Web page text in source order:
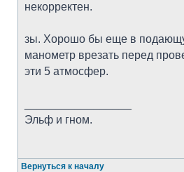
некорректен.
зы. Хорошо бы еще в
манометр врезать перед
эти 5 атмосфер.
Эльф и гном.
Вернуться к началу